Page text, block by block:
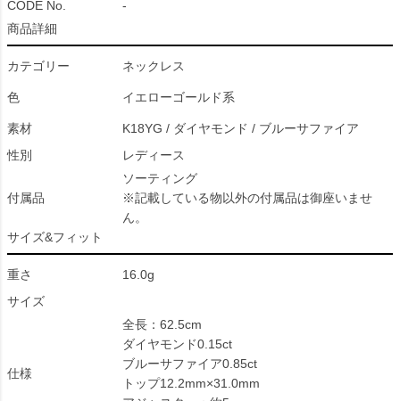
CODE No.
-
商品詳細
カテゴリー ネックレス
色 イエローゴールド系
素材
K18YG / ダイヤモンド / ブルーサファイア
性別
レディース
付属品
ソーティング
※記載している物以外の付属品は御座いませ
ん。
サイズ&フィット
重さ
16.0g
サイズ
仕様
全長：62.5cm
ダイヤモンド0.15ct
ブルーサファイア0.85ct
トップ12.2mm×31.0mm